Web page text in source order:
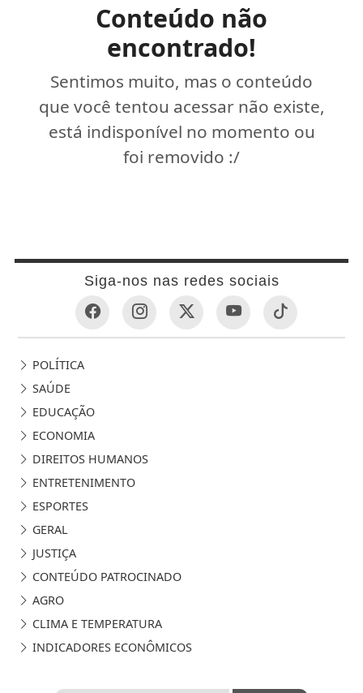
Conteúdo não
encontrado!
Sentimos muito, mas o conteúdo
que você tentou acessar não existe,
está indisponível no momento ou
foi removido :/
Siga-nos nas redes sociais
POLÍTICA
SAÚDE
EDUCAÇÃO
ECONOMIA
DIREITOS HUMANOS
ENTRETENIMENTO
ESPORTES
GERAL
JUSTIÇA
CONTEÚDO PATROCINADO
AGRO
CLIMA E TEMPERATURA
INDICADORES ECONÔMICOS